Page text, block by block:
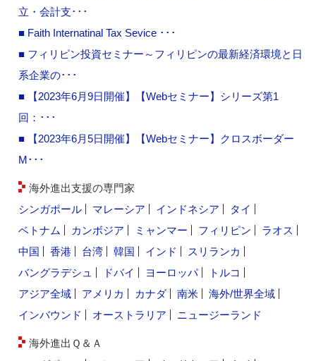
立・会計支･･･
■ Faith Internatinal Tax Sevice ･･･
■ フィリピン投資セミナー～フィリピンの最新経済環境と日
系企業の･･･
■ 【2023年6月9日開催】【Webセミナー】シリーズ第1
回：･･･
■ 【2023年6月5日開催】【Webセミナー】クロスボーダー
M･･･
海外進出支援の専門家
シンガポール
マレーシア インドネシア
タイ
ベトナム
カンボジア ミャンマー フィリピン
ラオス
中国
香港 台湾 韓国 インド
スリランカ
バングラデシュ
ドバイ ヨーロッパ
トルコ
アジア全域
アメリカ カナダ 南米
海外/世界全域
インバウンド
オーストラリア ニュージーランド
海外進出Ｑ＆Ａ